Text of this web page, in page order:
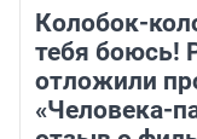
Колобок-
тебя боюсь!
отложили
«Человека-